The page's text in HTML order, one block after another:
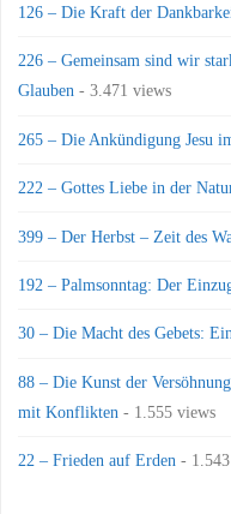
126 – Die Kraft der
226 – Gemeinsam sind wir
Glauben - 3.471 views
265 – Die Ankündigung Jesu
222 – Gottes Liebe in der
399 – Der Herbst – Zeit des
192 – Palmsonntag: Der
30 – Die Macht des Gebets:
88 – Die Kunst der
mit Konflikten - 1.555 views
22 – Frieden auf Erden -